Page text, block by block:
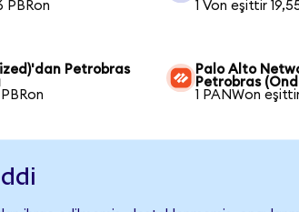
PBRon
1 Von eşittir
Petrobras
Palo Alto
Petrobras
1 PANWon